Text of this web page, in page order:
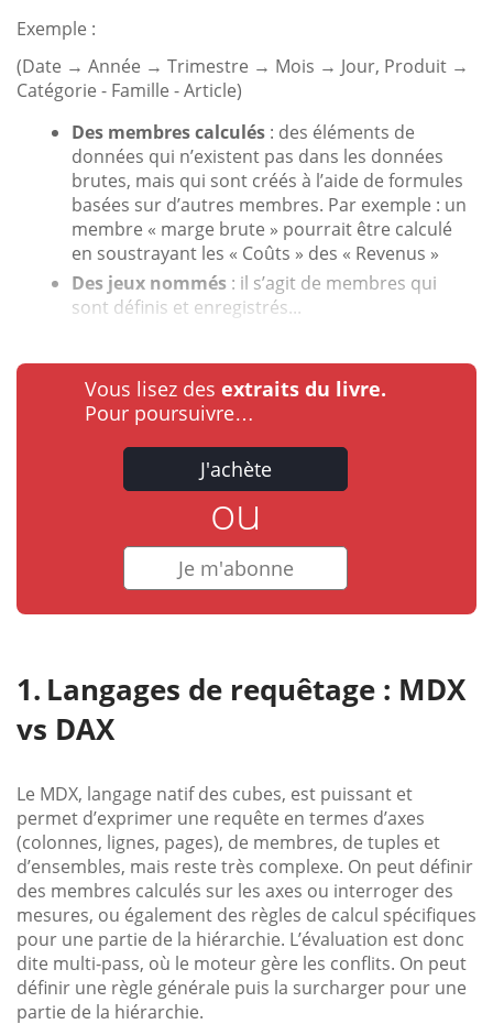
Exemple :
(Date → Année → Trimestre → Mois → Jour, Produit →
Catégorie - Famille - Article)
Des membres calculés : des éléments de
données qui n’existent pas dans les données
brutes, mais qui sont créés à l’aide de formules
basées sur d’autres membres. Par exemple : un
membre « marge brute » pourrait être calculé
en soustrayant les « Coûts » des « Revenus »
Des jeux nommés : il s’agit de membres qui
sont définis et enregistrés...
Vous lisez des extraits du livre.
Pour poursuivre…
J'achète
ou
Je m'abonne
Langages de requêtage : MDX
vs DAX
Le MDX, langage natif des cubes, est puissant et
permet d’exprimer une requête en termes d’axes
(colonnes, lignes, pages), de membres, de tuples et
d’ensembles, mais reste très complexe. On peut définir
des membres calculés sur les axes ou interroger des
mesures, ou également des règles de calcul spécifiques
pour une partie de la hiérarchie. L’évaluation est donc
dite multi-pass, où le moteur gère les conflits. On peut
définir une règle générale puis la surcharger pour une
partie de la hiérarchie.